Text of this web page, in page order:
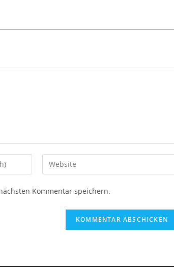
Gib
deine
Kommentar speichern.